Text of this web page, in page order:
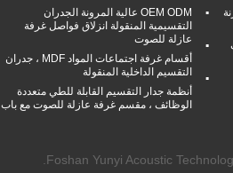
التطبيق:مؤتمر
OEM ODM عالية المرونة الجدران
التقسيمية المنقولة انزلاق فواصل غرفة
عازلة للصوت
أقسام غرفة اجتماعات المواد MDF ، جدران
التقسيم الداخلية المنقولة
أنظمة جدار التقسيم القابلة للطي متعددة
الوظائف ، مقسم غرفة عازلة للصوت مع باب